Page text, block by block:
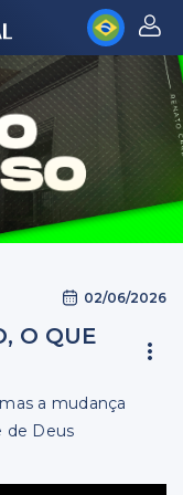
02/06/2026
O QUE
a mudança
de Deus